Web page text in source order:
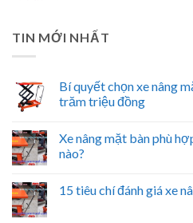
TIN MỚI NHẤT
Bí quyết chọn xe nâng
trăm triệu đồng
Xe nâng mặt bàn phù
nào?
15 tiêu chí đánh giá xe